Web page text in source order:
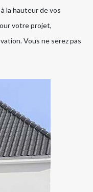
la hauteur de vos
votre projet,
Vous ne serez pas